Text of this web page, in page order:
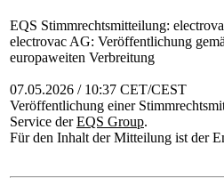
EQS Stimmrechtsmitteilung:
electrovac AG: Veröffentlichung
europaweiten Verbreitung
07.05.2026 / 10:37 CET/CEST
Veröffentlichung einer
Service derEQS Group.
Für den Inhalt der Mitteilung ist der